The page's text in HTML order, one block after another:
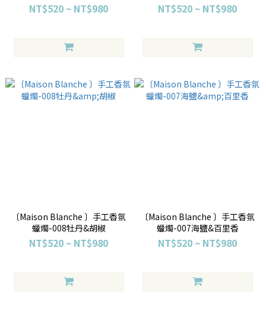
NT$520 ~ NT$980 NT$520 ~ NT$980
〔Maison Blanche 〕手工香氛
蠟燭-008牡丹&胡椒
NT$520 ~ NT$980
〔Maison Blanche 〕手工香氛
蠟燭-007海鹽&百里香
NT$520 ~ NT$980